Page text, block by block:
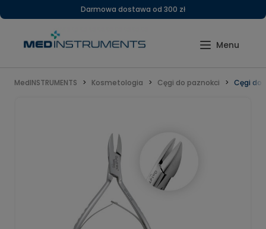
Darmowa dostawa od 300 zł
MedINSTRUMENTS Kosmetologia Cęgi do paznokci Cęgi do